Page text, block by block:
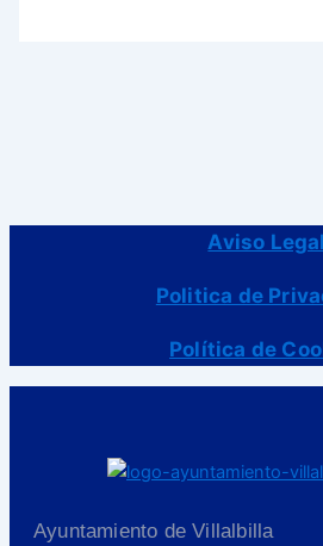
Aviso Legal
Politica de
Política de
Ayuntamiento de Villalbilla